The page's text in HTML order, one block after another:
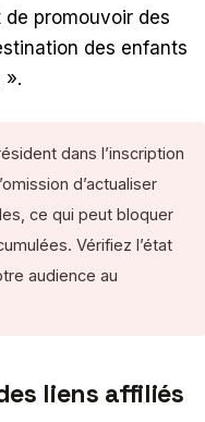
de promouvoir des
des enfants
».
dans l’inscription
d’actualiser
ce qui peut bloquer
Vérifiez l’état
audience au
liens affiliés